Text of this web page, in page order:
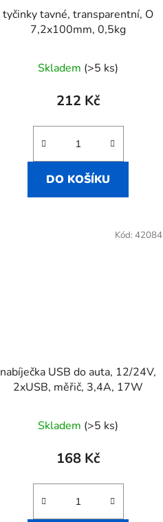
tyčinky tavné, transparentní, O
7,2x100mm, 0,5kg
Skladem (>5 ks)
212 Kč
DO KOŠÍKU
nabíječka USB do auta, 12/24V,
2xUSB, měřič, 3,4A, 17W
Skladem (>5 ks)
168 Kč
Kód: 42084